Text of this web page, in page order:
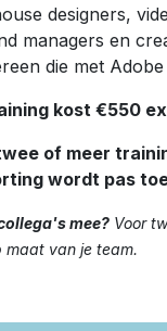
designers,
managers en
die met
kost €550
of meer
wordt pas
mee? Voor
maat van je team.